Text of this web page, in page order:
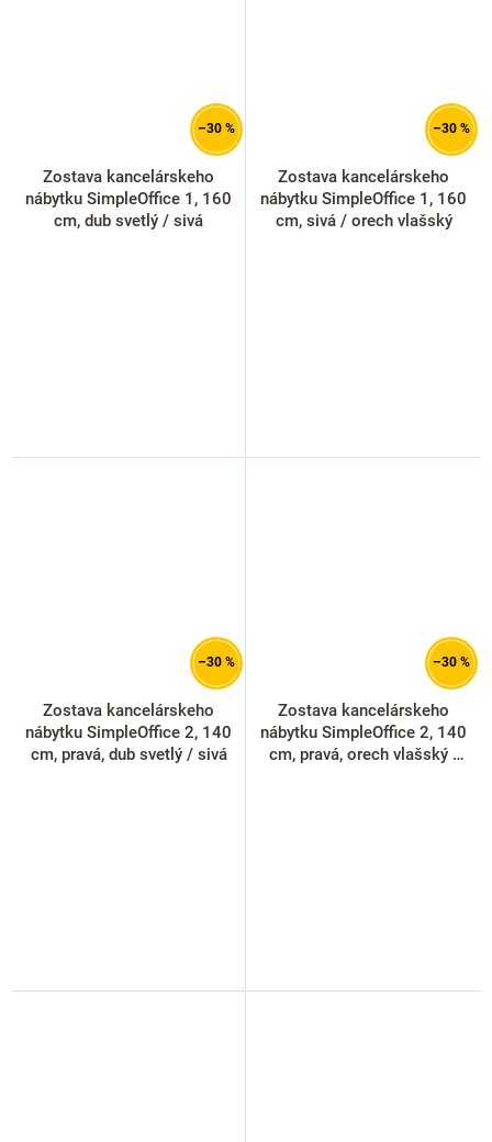
–30 %
Zostava kancelárskeho
nábytku SimpleOffice 1, 160
cm, dub svetlý / sivá
–30 %
Zostava kancelárskeho
nábytku SimpleOffice 1, 160
cm, sivá / orech vlašský
–30 %
Zostava kancelárskeho
nábytku SimpleOffice 2, 140
cm, pravá, dub svetlý / sivá
–30 %
Zostava kancelárskeho
nábytku SimpleOffice 2, 140
cm, pravá, orech vlašský /